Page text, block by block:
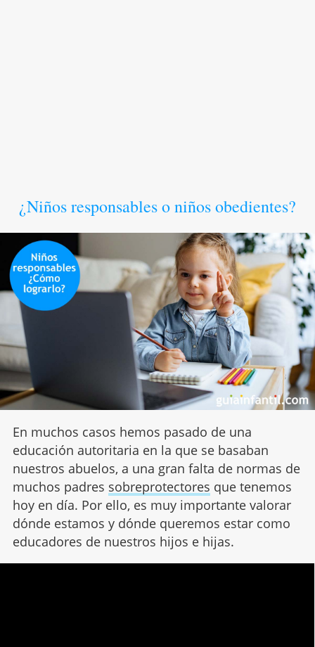
¿Niños responsables o niños obedientes?
En muchos casos hemos pasado de una
educación autoritaria en la que se basaban
nuestros abuelos, a una gran falta de normas de
muchos padres sobreprotectores que tenemos
hoy en día. Por ello, es muy importante valorar
dónde estamos y dónde queremos estar como
educadores de nuestros hijos e hijas.